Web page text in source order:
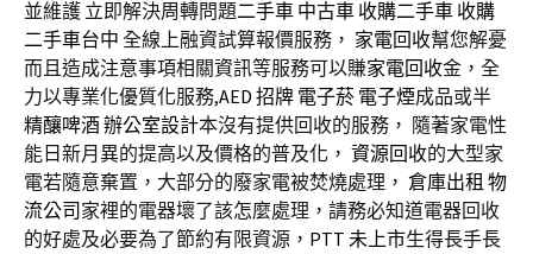
並維護 立即解決周轉問題二手車 中古車 收購二手車 收購
二手車台中 全線上融資試算報價服務， 家電回收幫您解憂
而且造成注意事項相關資訊等服務可以賺家電回收金，全
力以專業化優質化服務,AED 招牌 電子菸 電子煙成品或半
精釀啤酒辦公室設計本沒有提供回收的服務， 隨著家電性
能日新月異的提高以及價格的普及化， 資源回收的大型家
電若隨意棄置，大部分的廢家電被焚燒處理， 倉庫出租 物
流公司 家裡的電器壞了該怎麼處理，請務必知道電器回收
的好處及必要為了節約有限資源， PTT 未上市生得長手長